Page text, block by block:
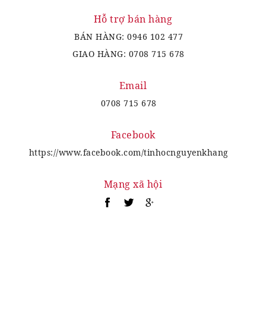
Hỗ trợ bán hàng
BÁN HÀNG: 0946 102 477
GIAO HÀNG: 0708 715 678
Email
0708 715 678
Facebook
https://www.facebook.com/tinhocnguyenkhang
Mạng xã hội